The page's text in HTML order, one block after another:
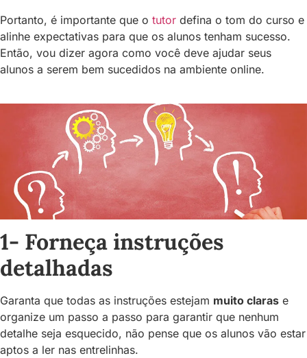
Portanto, é importante que o tutor defina o tom do curso e
alinhe expectativas para que os alunos tenham sucesso.
Então, vou dizer agora como você deve ajudar seus
alunos a serem bem sucedidos na ambiente online.
1- Forneça instruções
detalhadas
Garanta que todas as instruções estejam muito claras e
organize um passo a passo para garantir que nenhum
detalhe seja esquecido, não pense que os alunos vão estar
aptos a ler nas entrelinhas.